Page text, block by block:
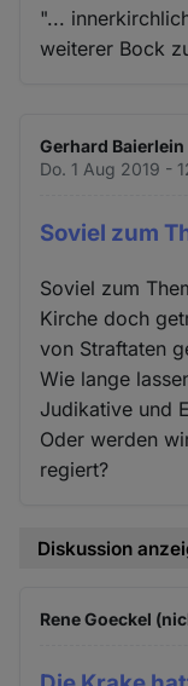
"...
weiterer Bock
Gerhard
Do. 1 Aug 2019 -
Soviel zum
Soviel zum
Kirche doch
von Straftaten
Wie lange
Judikative und
Oder werden
regiert?
Diskussion
Rene Goeckel